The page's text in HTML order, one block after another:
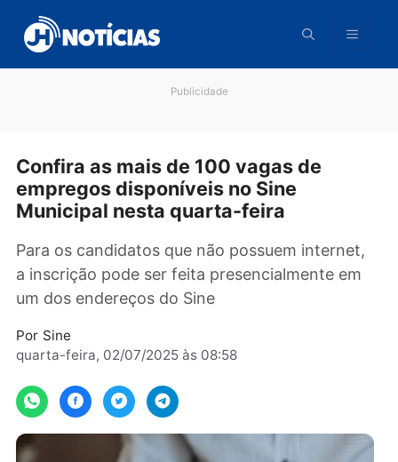
para
conteúdo
Confira as mais de 100 vagas de
empregos disponíveis no Sine
Para os candidatos que não possuem
a inscrição pode ser feita presencialmente
um dos endereços do Sine
quarta-feira, 02/07/2025 às 08:58